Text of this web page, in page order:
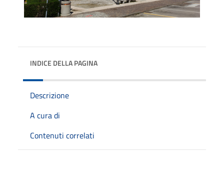
INDICE DELLA PAGINA
Descrizione
A cura di
Contenuti correlati